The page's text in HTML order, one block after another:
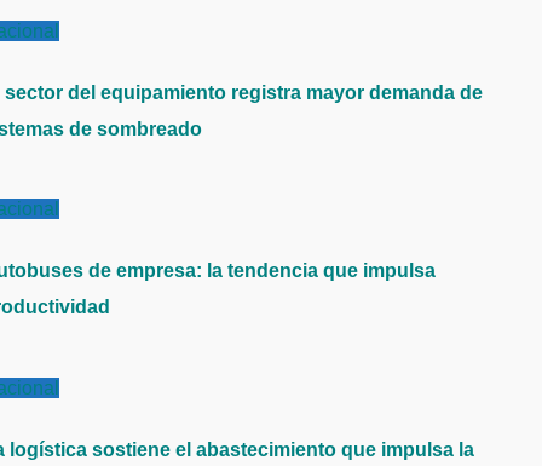
sector del equipamiento registra mayor demanda de
de sombreado
de empresa: la tendencia que impulsa
logística sostiene el abastecimiento que impulsa la